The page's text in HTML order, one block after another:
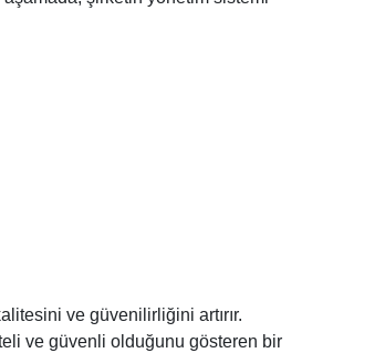
ve güvenilirliğini artırır.
ve güvenli olduğunu gösteren bir